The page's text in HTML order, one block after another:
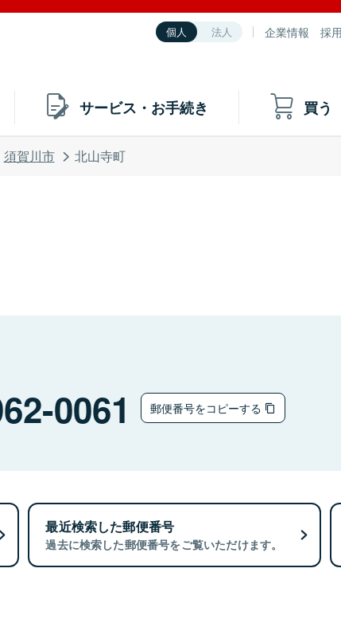
個人 法人 企業情報 採
サービス・お手続き 買う
須賀川市 北山寺町
0061 郵便番号をコピーする
最近検索した郵便番号
過去に検索した郵便番号をご覧いただけます。